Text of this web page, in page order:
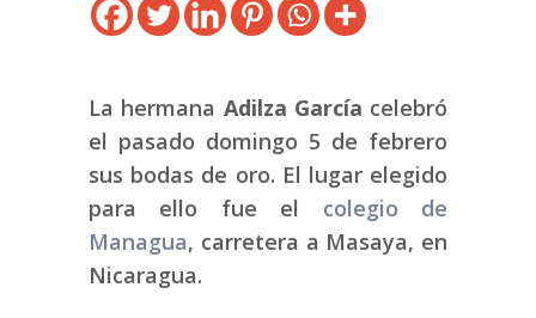
La hermana Adilza García celebró
el pasado domingo 5 de febrero
sus bodas de oro. El lugar elegido
para ello fue el colegio de
Managua, carretera a Masaya, en
Nicaragua.